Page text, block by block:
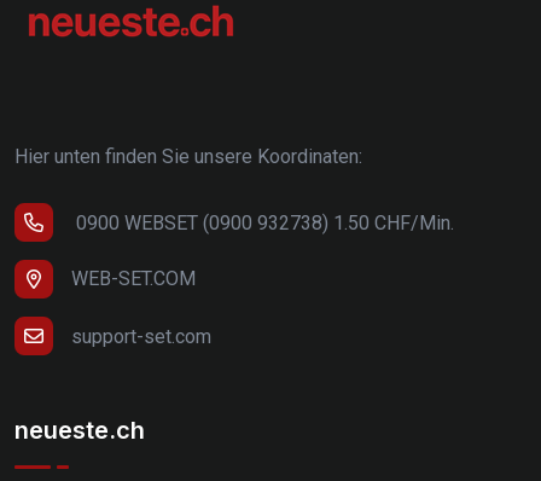
Hier unten finden Sie unsere Koordinaten:
0900 WEBSET (0900 932738) 1.50 CHF/Min.
WEB-SET.COM
support-set.com
neueste.ch